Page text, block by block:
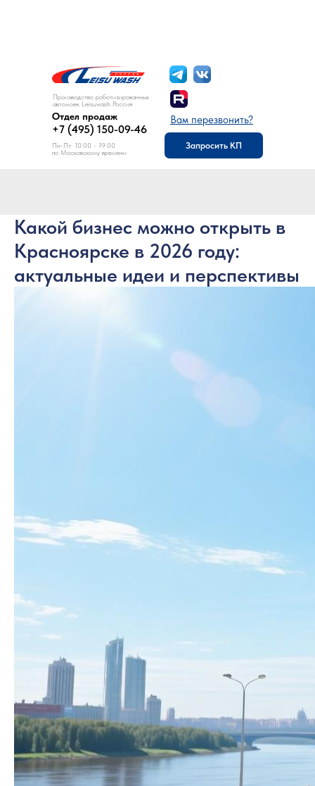
Производство роботизированных
автомоек Leisuwash Россия
+7 (495) 150-09-46
Отдел продаж
Пн-Пт: 10:00 - 19:00
по Московскому времени
Вам перезвонить?
Запросить КП
Какой бизнес можно открыть в
Красноярске в 2026 году:
актуальные идеи и перспективы